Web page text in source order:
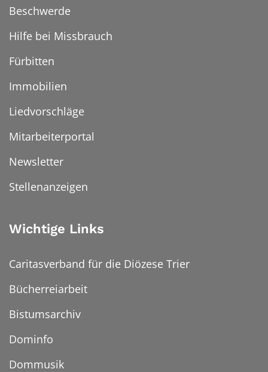
Beschwerde
Hilfe bei Missbrauch
Fürbitten
Immobilien
Liedvorschläge
Mitarbeiterportal
Newsletter
Stellenanzeigen
Wichtige Links
Caritasverband für die Diözese Trier
Bücherreiarbeit
Bistumsarchiv
Dominfo
Dommusik